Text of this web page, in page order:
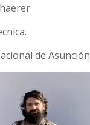
de Asunción